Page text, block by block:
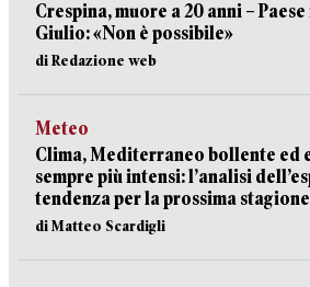
Crespina, muore a 20 anni –
Giulio: «Non è possibile»
di Redazione web
Meteo
Clima, Mediterraneo bollente ed
sempre più intensi: l’analisi
tendenza per la prossima stagione
di Matteo Scardigli